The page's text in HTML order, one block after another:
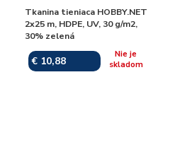
Tkanina tieniaca HOBBY.NET
2x25 m, HDPE, UV, 30 g/m2,
30% zelená
€ 10,88
Nie je
skladom